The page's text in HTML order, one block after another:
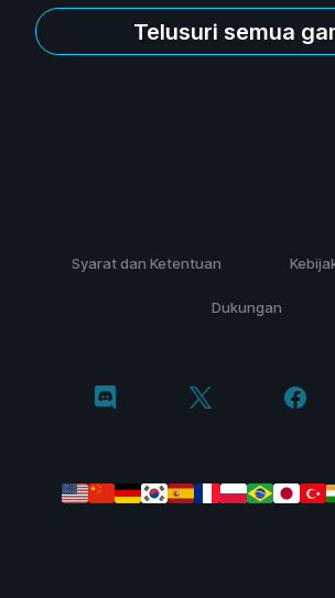
Telusuri semua
Syarat dan Ketentuan
Dukungan